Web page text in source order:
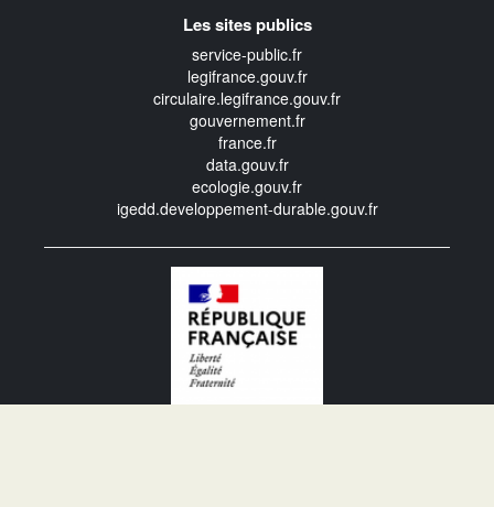
Les sites publics
service-public.fr
legifrance.gouv.fr
circulaire.legifrance.gouv.fr
gouvernement.fr
france.fr
data.gouv.fr
ecologie.gouv.fr
igedd.developpement-durable.gouv.fr